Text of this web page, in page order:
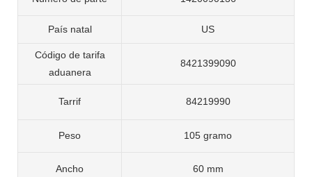
País natal US
Código de tarifa
aduanera
8421399090
Tarrif 84219990
Peso 105 gramo
Ancho 60 mm